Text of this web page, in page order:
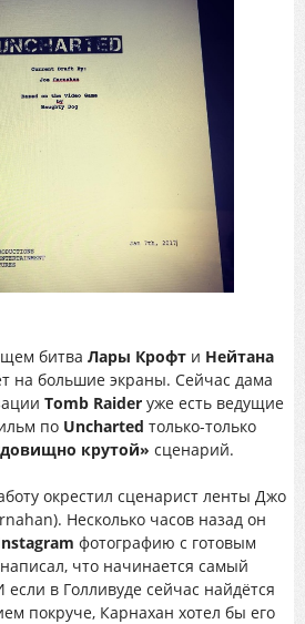
битва Лары Крофти Нейтана
на большие экраны. Сейчас дама
Tomb Raiderуже есть ведущие
по Uncharted только-только
крутой» сценарий.
окрестил сценарист ленты Джо
Несколько часов назад он
фотографию с готовым
что начинается самый
в Голливуде сейчас найдётся
покруче, Карнахан хотел бы его